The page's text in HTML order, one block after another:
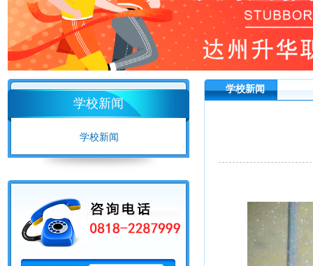
学校新闻
学校新闻
学校新闻